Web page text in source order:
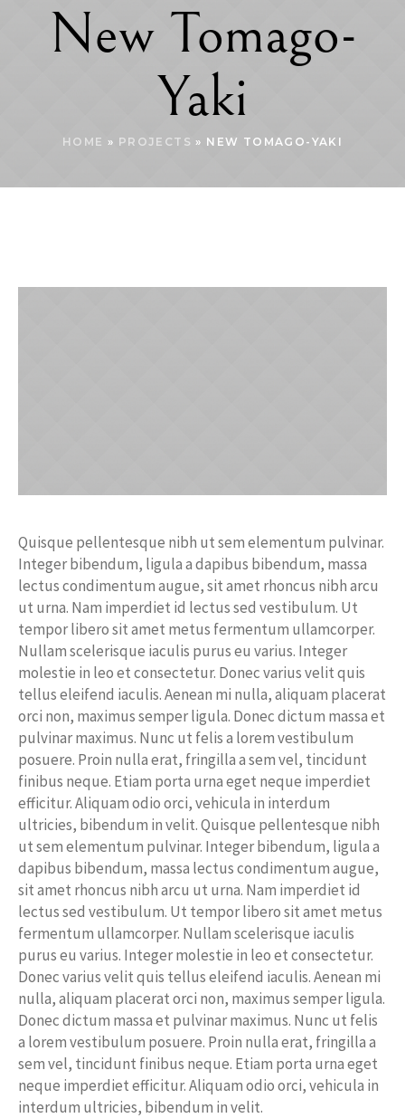
New Tomago-
Yaki
HOME » PROJECTS » NEW TOMAGO-YAKI
Quisque pellentesque nibh ut sem elementum pulvinar.
Integer bibendum, ligula a dapibus bibendum, massa
lectus condimentum augue, sit amet rhoncus nibh arcu
ut urna. Nam imperdiet id lectus sed vestibulum. Ut
tempor libero sit amet metus fermentum ullamcorper.
Nullam scelerisque iaculis purus eu varius. Integer
molestie in leo et consectetur. Donec varius velit quis
tellus eleifend iaculis. Aenean mi nulla, aliquam placerat
orci non, maximus semper ligula. Donec dictum massa et
pulvinar maximus. Nunc ut felis a lorem vestibulum
posuere. Proin nulla erat, fringilla a sem vel, tincidunt
finibus neque. Etiam porta urna eget neque imperdiet
efficitur. Aliquam odio orci, vehicula in interdum
ultricies, bibendum in velit. Quisque pellentesque nibh
ut sem elementum pulvinar. Integer bibendum, ligula a
dapibus bibendum, massa lectus condimentum augue,
sit amet rhoncus nibh arcu ut urna. Nam imperdiet id
lectus sed vestibulum. Ut tempor libero sit amet metus
fermentum ullamcorper. Nullam scelerisque iaculis
purus eu varius. Integer molestie in leo et consectetur.
Donec varius velit quis tellus eleifend iaculis. Aenean mi
nulla, aliquam placerat orci non, maximus semper ligula.
Donec dictum massa et pulvinar maximus. Nunc ut felis
a lorem vestibulum posuere. Proin nulla erat, fringilla a
sem vel, tincidunt finibus neque. Etiam porta urna eget
neque imperdiet efficitur. Aliquam odio orci, vehicula in
interdum ultricies, bibendum in velit.